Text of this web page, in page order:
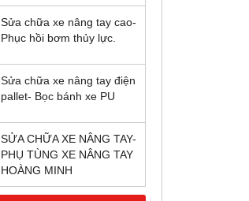
Sửa chữa xe nâng tay cao-
Phục hồi bơm thủy lực.
Sửa chữa xe nâng tay điện
pallet- Bọc bánh xe PU
SỬA CHỮA XE NÂNG TAY-
PHỤ TÙNG XE NÂNG TAY
HOÀNG MINH